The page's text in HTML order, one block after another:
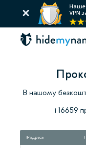
Наше
VPN
В нашому
і 16659
IP адреса